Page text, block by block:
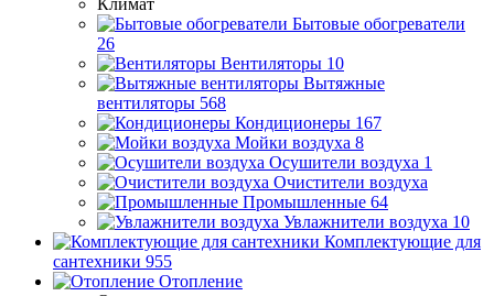
Климат
Бытовые обогреватели
26
Вентиляторы 10
Вытяжные
вентиляторы 568
Кондиционеры 167
Мойки воздуха 8
Осушители воздуха 1
Очистители воздуха
Промышленные 64
Увлажнители воздуха 10
Комплектующие для
сантехники 955
Отопление